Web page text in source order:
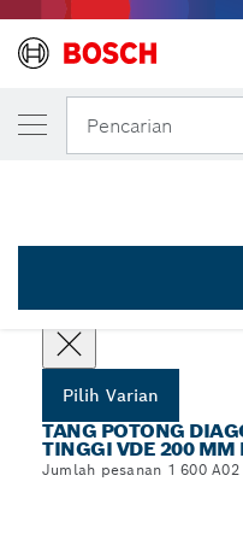
Pencarian
Pilih
Pilih Varian
TANG POTONG
TINGGI VDE 200 MM
Jumlah pesanan 1 600 A02
VARIAN PILIHAN ANDA
Tang Potong
1 600 A02 NE2